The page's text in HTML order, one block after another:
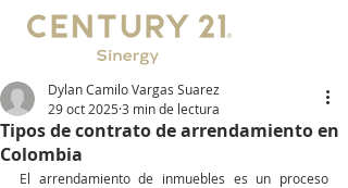
Tipos de contrato de arrendamiento en
Colombia
Dylan Camilo Vargas Suarez
29 oct 2025 3 min de lectura
El arrendamiento de inmuebles es un proceso